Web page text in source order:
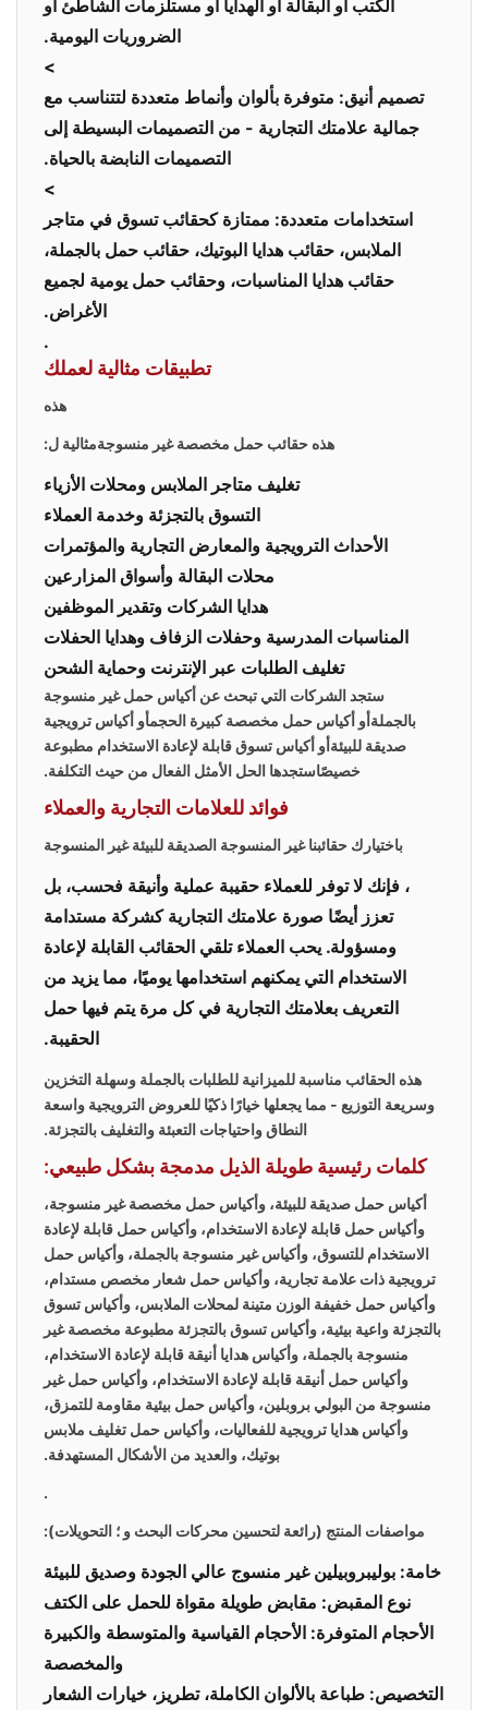
الكتب أو البقالة أو الهدايا أو مستلزمات الشاطئ أو
الضروريات اليومية.
>
تصميم أنيق: متوفرة بألوان وأنماط متعددة لتتناسب مع
جمالية علامتك التجارية - من التصميمات البسيطة إلى
التصميمات النابضة بالحياة.
>
استخدامات متعددة: ممتازة كحقائب تسوق في متاجر
الملابس، حقائب هدايا البوتيك، حقائب حمل بالجملة،
حقائب هدايا المناسبات، وحقائب حمل يومية لجميع
الأغراض.
.
تطبيقات مثالية لعملك
هذه
هذه حقائب حمل مخصصة غير منسوجةمثالية ل:
تغليف متاجر الملابس ومحلات الأزياء
التسوق بالتجزئة وخدمة العملاء
الأحداث الترويجية والمعارض التجارية والمؤتمرات
محلات البقالة وأسواق المزارعين
هدايا الشركات وتقدير الموظفين
المناسبات المدرسية وحفلات الزفاف وهدايا الحفلات
تغليف الطلبات عبر الإنترنت وحماية الشحن
ستجد الشركات التي تبحث عن أكياس حمل غير منسوجة
بالجملةأو أكياس حمل مخصصة كبيرة الحجمأو أكياس ترويجية
صديقة للبيئةأو أكياس تسوق قابلة لإعادة الاستخدام مطبوعة
خصيصًاستجدها الحل الأمثل الفعال من حيث التكلفة.
فوائد للعلامات التجارية والعملاء
باختيارك حقائبنا غير المنسوجة الصديقة للبيئة غير المنسوجة
، فإنك لا توفر للعملاء حقيبة عملية وأنيقة فحسب، بل
تعزز أيضًا صورة علامتك التجارية كشركة مستدامة
ومسؤولة. يحب العملاء تلقي الحقائب القابلة لإعادة
الاستخدام التي يمكنهم استخدامها يوميًا، مما يزيد من
التعريف بعلامتك التجارية في كل مرة يتم فيها حمل
الحقيبة.
هذه الحقائب مناسبة للميزانية للطلبات بالجملة وسهلة التخزين
وسريعة التوزيع - مما يجعلها خيارًا ذكيًا للعروض الترويجية واسعة
النطاق واحتياجات التعبئة والتغليف بالتجزئة.
كلمات رئيسية طويلة الذيل مدمجة بشكل طبيعي:
أكياس حمل صديقة للبيئة، وأكياس حمل مخصصة غير منسوجة،
وأكياس حمل قابلة لإعادة الاستخدام، وأكياس حمل قابلة لإعادة
الاستخدام للتسوق، وأكياس غير منسوجة بالجملة، وأكياس حمل
ترويجية ذات علامة تجارية، وأكياس حمل شعار مخصص مستدام،
وأكياس حمل خفيفة الوزن متينة لمحلات الملابس، وأكياس تسوق
بالتجزئة واعية بيئية، وأكياس تسوق بالتجزئة مطبوعة مخصصة غير
منسوجة بالجملة، وأكياس هدايا أنيقة قابلة لإعادة الاستخدام،
وأكياس حمل أنيقة قابلة لإعادة الاستخدام، وأكياس حمل غير
منسوجة من البولي بروبلين، وأكياس حمل بيئية مقاومة للتمزق،
وأكياس هدايا ترويجية للفعاليات، وأكياس حمل تغليف ملابس
بوتيك، والعديد من الأشكال المستهدفة.
.
مواصفات المنتج (رائعة لتحسين محركات البحث و ؛ التحويلات):
خامة: بوليبروبيلين غير منسوج عالي الجودة وصديق للبيئة
نوع المقبض: مقابض طويلة مقواة للحمل على الكتف
الأحجام المتوفرة: الأحجام القياسية والمتوسطة والكبيرة
والمخصصة
التخصيص: طباعة بالألوان الكاملة، تطريز، خيارات الشعار